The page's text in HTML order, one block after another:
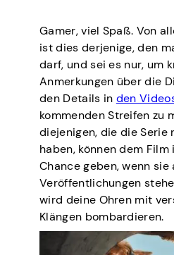
Gamer, viel Spaß. Von
ist dies derjenige, den
darf, und sei es nur, um
Anmerkungen über die
den Details in den
kommenden Streifen zu
diejenigen, die die Serie
haben, können dem
Chance geben, wenn
Veröffentlichungen
wird deine Ohren mit
Klängen bombardieren.